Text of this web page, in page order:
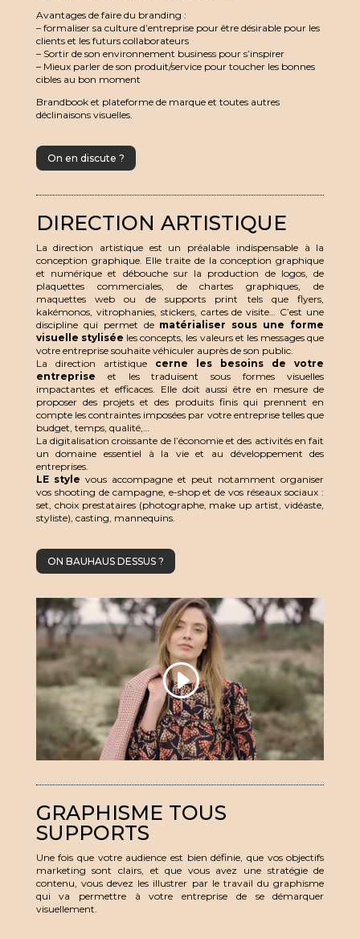
Avantages de faire du branding :
– formaliser sa culture d’entreprise pour être désirable pour les
clients et les futurs collaborateurs
– Sortir de son environnement business pour s’inspirer
– Mieux parler de son produit/service pour toucher les bonnes
cibles au bon moment
Brandbook et plateforme de marque et toutes autres
déclinaisons visuelles.
On en discute ?
DIRECTION ARTISTIQUE
La direction artistique est un préalable indispensable à la
conception graphique. Elle traite de la conception graphique
et numérique et débouche sur la production de logos, de
plaquettes commerciales, de chartes graphiques, de
maquettes web ou de supports print tels que flyers,
kakémonos, vitrophanies, stickers, cartes de visite… C’est une
discipline qui permet de matérialiser sous une forme
visuelle stylisée les concepts, les valeurs et les messages que
votre entreprise souhaite véhiculer auprès de son public.
La direction artistique cerne les besoins de votre
entreprise et les traduisent sous formes visuelles
impactantes et efficaces. Elle doit aussi être en mesure de
proposer des projets et des produits finis qui prennent en
compte les contraintes imposées par votre entreprise telles que
budget, temps, qualité,…
La digitalisation croissante de l’économie et des activités en fait
un domaine essentiel à la vie et au développement des
entreprises.
LE style vous accompagne et peut notamment organiser
vos shooting de campagne, e-shop et de vos réseaux sociaux :
set, choix prestataires (photographe, make up artist, vidéaste,
styliste), casting, mannequins.
ON BAUHAUS DESSUS ?
GRAPHISME TOUS
SUPPORTS
Une fois que votre audience est bien définie, que vos objectifs
marketing sont clairs, et que vous avez une stratégie de
contenu, vous devez les illustrer par le travail du graphisme
qui va permettre à votre entreprise de se démarquer
visuellement.